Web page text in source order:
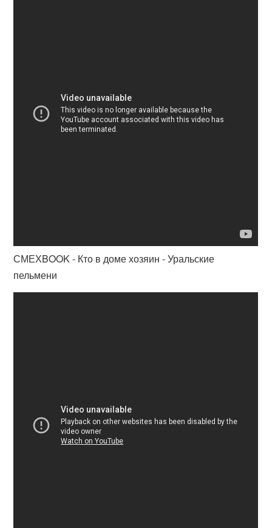
СМЕХBOOK - Кто в доме хозяин - Уральские
пельмени